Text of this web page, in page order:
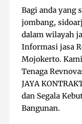
Bagi anda yang
jombang,
dalam wilayah
Informasi jasa
Mojokerto.
Tenaga
JAYA
dan Segala
Bangunan.